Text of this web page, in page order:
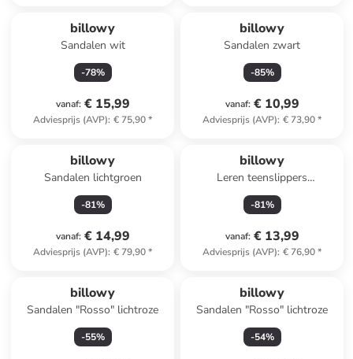
billowy
Sandalen wit
-78%
vanaf: € 15,99
Adviesprijs (AVP): € 75,90*
billowy
Sandalen zwart
-85%
vanaf: € 10,99
Adviesprijs (AVP): € 73,90*
billowy
Sandalen lichtgroen
-81%
vanaf: € 14,99
Adviesprijs (AVP): € 79,90*
billowy
Leren teenslippers
beige/lichtbruin
-81%
vanaf: € 13,99
Adviesprijs (AVP): € 76,90*
billowy
Sandalen "Rosso" lichtroze
-55%
billowy
Sandalen "Rosso" lichtroze
-54%